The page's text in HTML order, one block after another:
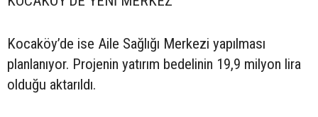
Kocaköy’de ise Aile Sağlığı Merkezi yapılması
planlanıyor. Projenin yatırım bedelinin 19,9 milyon lira
olduğu aktarıldı.